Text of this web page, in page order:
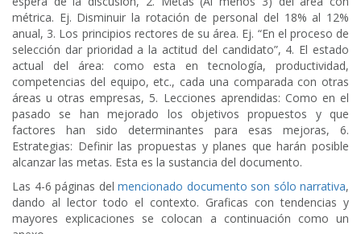
métrica. Ej. Disminuir la rotación de personal del 18% al 12%
anual, 3. Los principios rectores de su área. Ej. “En el proceso de
selección dar prioridad a la actitud del candidato”, 4. El estado
actual del área: como esta en tecnología, productividad,
competencias del equipo, etc., cada una comparada con otras
áreas u otras empresas, 5. Lecciones aprendidas: Como en el
pasado se han mejorado los objetivos propuestos y que
factores han sido determinantes para esas mejoras, 6.
Estrategias: Definir las propuestas y planes que harán posible
alcanzar las metas. Esta es la sustancia del documento.
Las 4-6 páginas del mencionado documento son sólo narrativa,
dando al lector todo el contexto. Graficas con tendencias y
mayores explicaciones se colocan a continuación como un